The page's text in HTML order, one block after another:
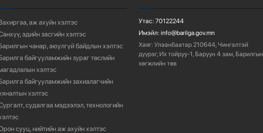
аж ахуйн хэлтэс
эдийн засгийн хэлтэс
чанар, аюулгүй байдлын хэлтэс
байгууламжийн зураг төслийн
хэлтэс
байгууламжийн захиалагчийн
хэлтэс
судалгаа мэдээлэл, технологийн
сууц, нийтийн аж ахуйн хэлтэс
Утас: 70122244
Имэйл: info@barilga.gov.mn
Хаяг: Улаанбаатар 210644, Чингэлтэй
дүүрэг, Их тойруу-1, Баруун 4 зам, Барилгын
хөгжлийн төв